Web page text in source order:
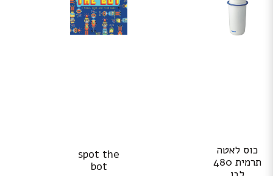
כוס לאטה
תרמית 480
spot the
bot